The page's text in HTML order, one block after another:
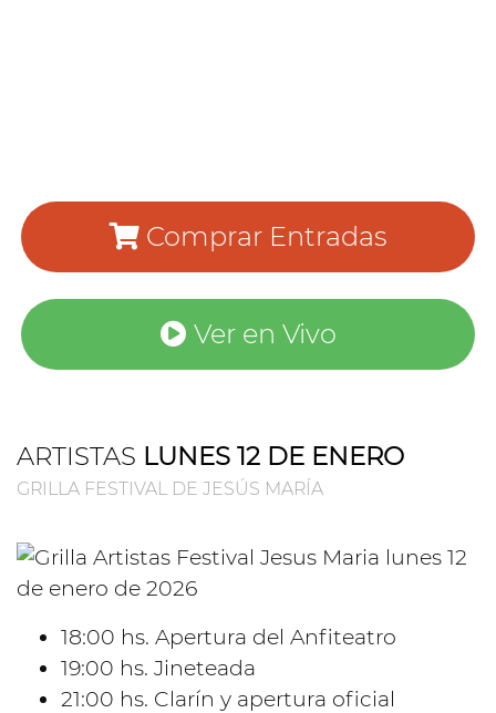
Comprar Entradas
Ver en Vivo
ARTISTAS LUNES 12 DE ENERO
GRILLA FESTIVAL DE JESÚS MARÍA
18:00 hs. Apertura del Anfiteatro
19:00 hs. Jineteada
21:00 hs. Clarín y apertura oficial